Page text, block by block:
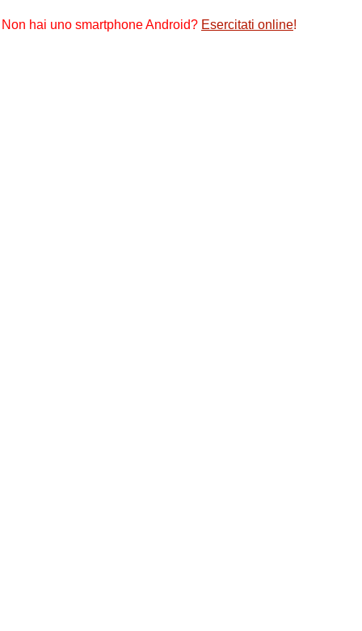
Non hai uno smartphone Android? Esercitati online!